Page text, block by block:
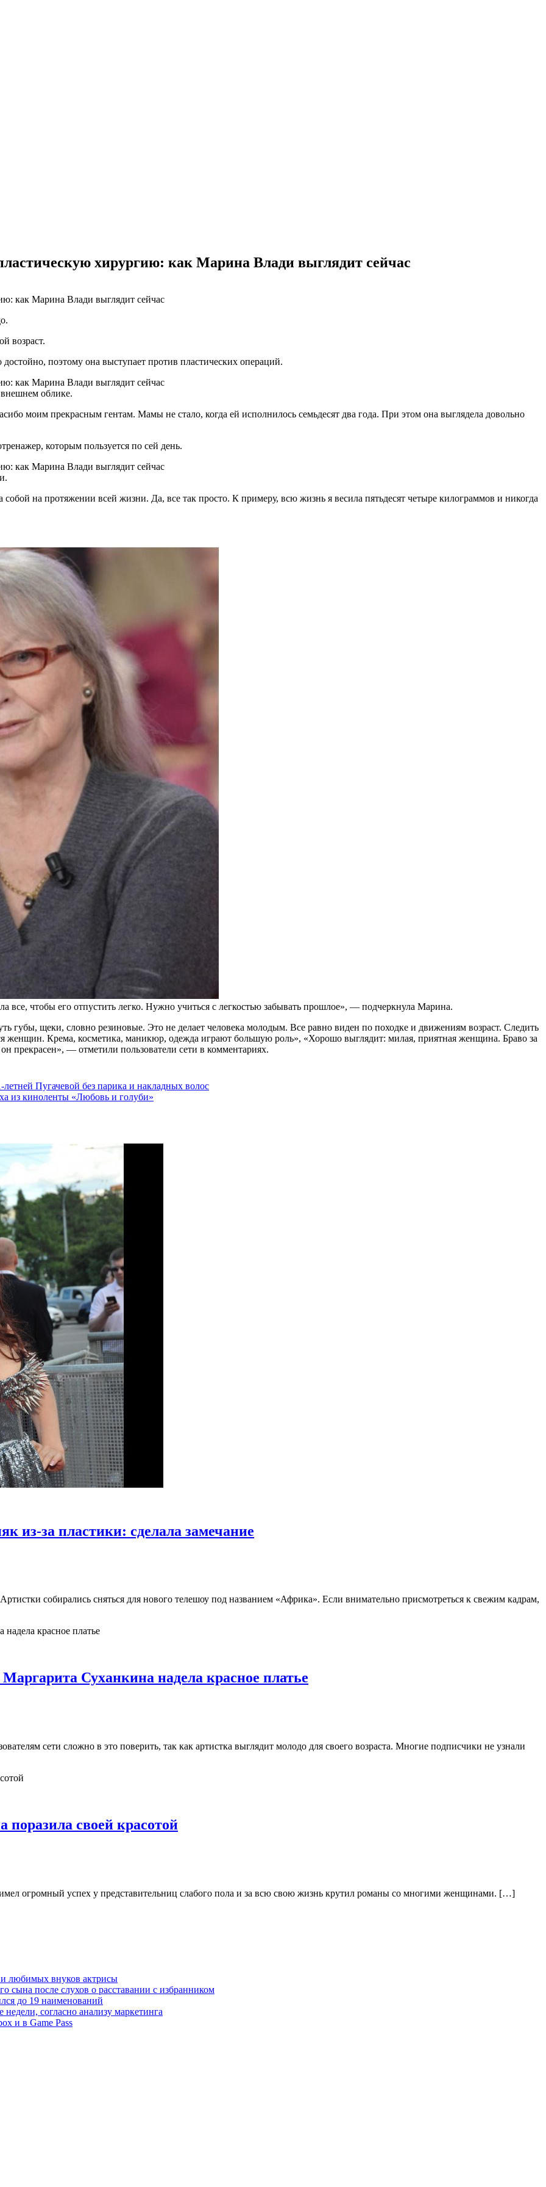
хирургию: как Марина Влади выглядит сейчас
возраст.
поэтому она выступает против пластических операций.
облике.
моим прекрасным гентам. Мамы не стало, когда ей исполнилось семьдесят два года. При этом она выглядела довольно
которым пользуется по сей день.
на протяжении всей жизни. Да, все так просто. К примеру, всю жизнь я весила пятьдесят четыре килограммов и никогда
все, чтобы его отпустить легко. Нужно учиться с легкостью забывать прошлое», — подчеркнула Марина.
губы, щеки, словно резиновые. Это не делает человека молодым. Все равно виден по походке и движениям возраст. Следить
женщин. Крема, косметика, маникюр, одежда играют большую роль», «Хорошо выглядит: милая, приятная женщина. Браво за
прекрасен», — отметили пользователи сети в комментариях.
Пугачевой без парика и накладных волос
из киноленты «Любовь и голуби»
из-за пластики: сделала замечание
собирались сняться для нового телешоу под названием «Африка». Если внимательно присмотреться к свежим кадрам,
Суханкина надела красное платье
сети сложно в это поверить, так как артистка выглядит молодо для своего возраста. Многие подписчики не узнали
своей красотой
огромный успех у представительниц слабого пола и за всю свою жизнь крутил романы со многими женщинами. […]
любимых внуков актрисы
сына после слухов о расставании с избранником
до 19 наименований
согласно анализу маркетинга
и в Game Pass